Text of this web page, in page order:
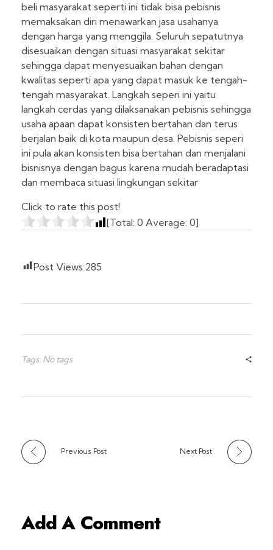
beli masyarakat seperti ini tidak bisa pebisnis
memaksakan diri menawarkan jasa usahanya
dengan harga yang menggila. Seluruh sepatutnya
disesuaikan dengan situasi masyarakat sekitar
sehingga dapat menyesuaikan bahan dengan
kwalitas seperti apa yang dapat masuk ke tengah-
tengah masyarakat. Langkah seperi ini yaitu
langkah cerdas yang dilaksanakan pebisnis sehingga
usaha apaan dapat konsisten bertahan dan terus
berjalan baik di kota maupun desa. Pebisnis seperi
ini pula akan konsisten bisa bertahan dan menjalani
bisnisnya dengan bagus karena mudah beradaptasi
dan membaca situasi lingkungan sekitar
Click to rate this post!
[Total: 0 Average: 0]
Post Views:285
Tags: No tags
Previous Post Next Post
Add A Comment